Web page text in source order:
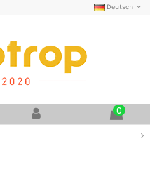
Deutsch
0